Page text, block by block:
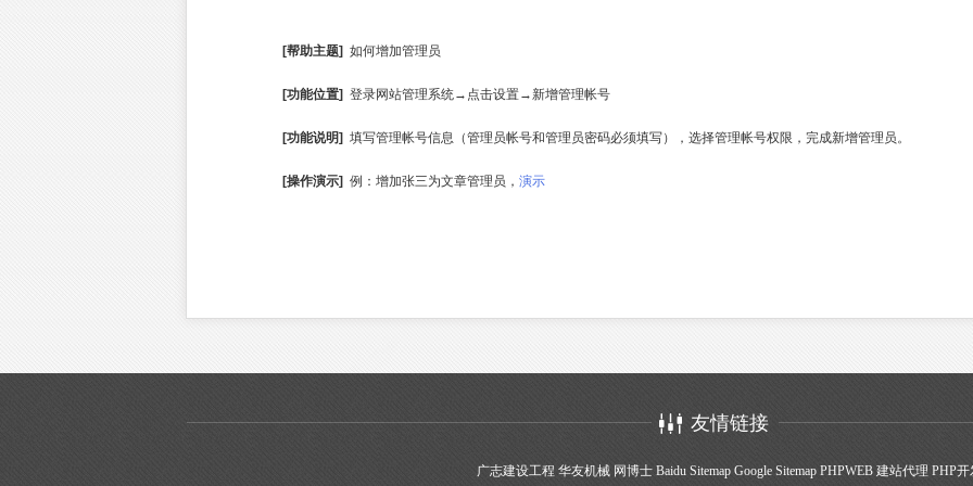
[帮助主题] 如何增加管理员
[功能位置] 登录网站管理系统→点击设置→新增管理帐号
[功能说明] 填写管理帐号信息（管理员帐号和管理员密码必须填写），选择管理帐号权限，完成新增管理员。
[操作演示] 例：增加张三为文章管理员， 演示
友情链接
广志建设工程 华友机械 网博士 Baidu Sitemap Google Sitemap PHPWEB 建站代理 PHP开